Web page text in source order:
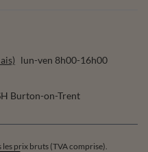
lun-ven 8h00-16h00
Burton-on-Trent
prix bruts (TVA comprise).